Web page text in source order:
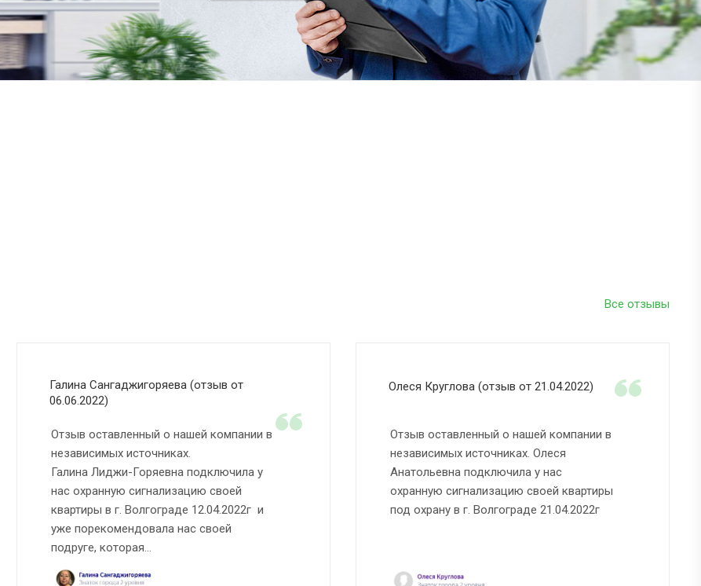
Все отзывы
Галина Сангаджигоряева (отзыв от
06.06.2022)
Отзыв оставленный о нашей компании в
независимых источниках.
Галина Лиджи-Горяевна подключила у
нас охранную сигнализацию своей
квартиры в г. Волгограде 12.04.2022г и
уже порекомендовала нас своей
подруге, которая...
Олеся Круглова (отзыв от 21.04.2022)
Отзыв оставленный о нашей компании в
независимых источниках. Олеся
Анатольевна подключила у нас
охранную сигнализацию своей квартиры
под охрану в г. Волгограде 21.04.2022г